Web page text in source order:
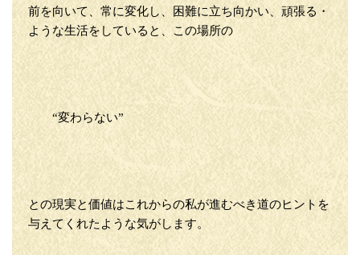
前を向いて、常に変化し、困難に立ち向かい、頑張る・
ような生活をしていると、この場所の
“変わらない”
との現実と価値はこれからの私が進むべき道のヒントを
与えてくれたような気がします。